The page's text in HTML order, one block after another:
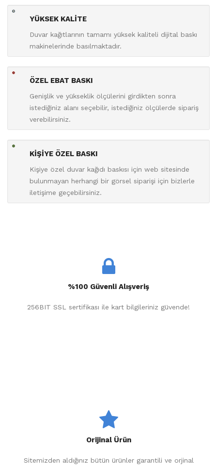
YÜKSEK KALİTE
Duvar kağıtlarının tamamı yüksek kaliteli dijital baskı
makinelerinde basılmaktadır.
ÖZEL EBAT BASKI
Genişlik ve yükseklik ölçülerini girdikten sonra
istediğiniz alanı seçebilir, istediğiniz ölçülerde sipariş
verebilirsiniz.
KİŞİYE ÖZEL BASKI
Kişiye özel duvar kağıdı baskısı için web sitesinde
bulunmayan herhangi bir görsel siparişi için bizlerle
iletişime geçebilirsiniz.
%100 Güvenli Alışveriş
256BIT SSL sertifikası ile kart bilgileriniz güvende!
Orijinal Ürün
Sitemizden aldığınız bütün ürünler garantili ve orjinal